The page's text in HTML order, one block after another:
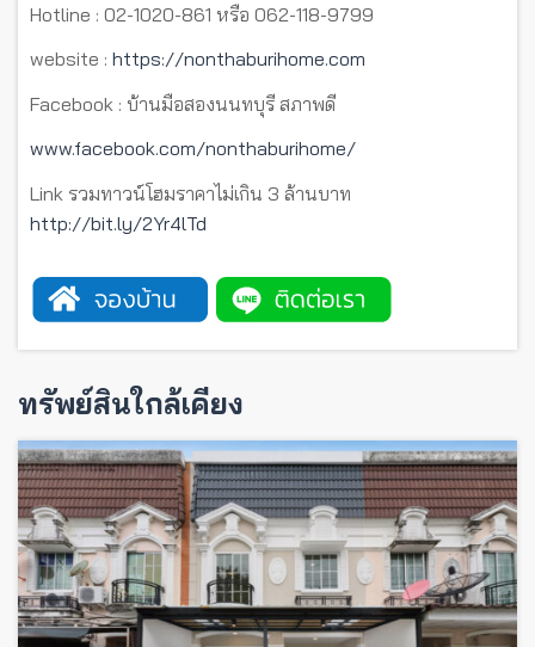
Hotline : 02-1020-861 หรือ 062-118-9799
website : https://nonthaburihome.com
Facebook : บ้านมือสองนนทบุรี สภาพดี
www.facebook.com/nonthaburihome/
Link รวมทาวน์โฮมราคาไม่เกิน 3 ล้านบาท
http://bit.ly/2Yr4lTd
ทรัพย์สินใกล้เคียง